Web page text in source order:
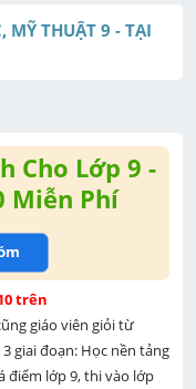
t
MỸ THUẬT 9 - TẠI
Cho Lớp 9 -
Miễn Phí
trên
giáo viên giỏi từ
giai đoạn: Học nền tảng
điểm lớp 9, thi vào lớp